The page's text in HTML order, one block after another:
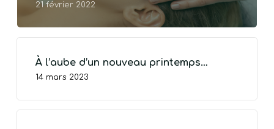
21 février 2022
À l’aube d’un nouveau printemps…
14 mars 2023